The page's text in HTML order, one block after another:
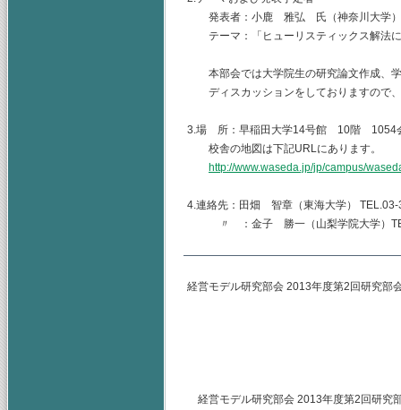
発表者：小鹿 雅弘 氏（神奈川大学）
テーマ：「ヒューリスティックス解法
本部会では大学院生の研究論文作成、学
ディスカッションをしておりますので、
3.場 所：早稲田大学14号館 10階 1054
校舎の地図は下記URLにあります。
http://www.waseda.jp/jp/campus/
4.連絡先：田畑 智章（東海大学）
〃 ：金子 勝一（山梨学院大学）
経営モデル研究部会 2013年度第2回研究部
経営モデル研究部会 2013年度第2回研究